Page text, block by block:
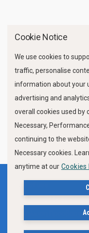
FOLLOW US
Δήλωση
Cookie Notice
We use cookies to
traffic, personalise
information about your
advertising and
overall cookies used by
Necessary,
continuing to the
Necessary cookies.
anytime at our Cookies